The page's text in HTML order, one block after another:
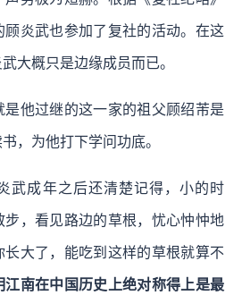
顾炎武也参加了复社的活动。在这
大概只是边缘成员而已。
他过继的这一家的祖父顾绍芾是
，为他打下学问功底。
武成年之后还清楚记得，小的时
，看见路边的草根，忧心忡忡地
长大了，能吃到这样的草根就算不
江南在中国历史上绝对称得上是最